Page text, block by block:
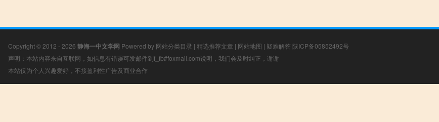
Copyright © 2012 - 2026 静海一中文学网 Powered by 网站分类目录 | 精选推荐文章 | 网站地图 | 疑难解答 陕ICP备05852492号
声明：本站内容来自互联网，如信息有错误可发邮件到f_fb#foxmail.com说明，我们会及时纠正，谢谢
本站仅为个人兴趣爱好，不接盈利性广告及商业合作